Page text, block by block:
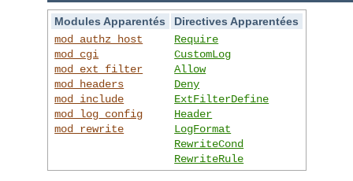
Modules Apparentés
Directives Apparentées
mod_authz_host
mod_cgi
mod_ext_filter
mod_headers
mod_include
mod_log_config
mod_rewrite
Require
CustomLog
Allow
Deny
ExtFilterDefine
Header
LogFormat
RewriteCond
RewriteRule